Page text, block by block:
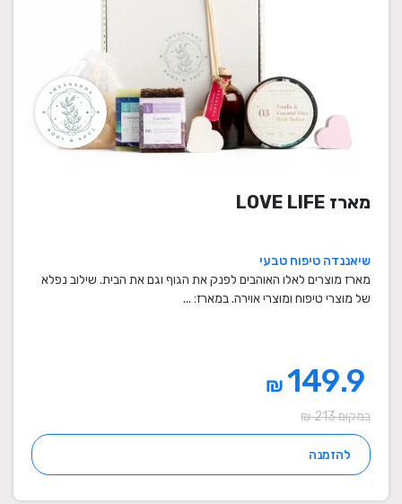
מארז LOVE LIFE
שיאננדה טיפוח טבעי
מארז מוצרים לאלו האוהבים לפנק את הגוף וגם את הבית. שילוב נפלא
של מוצרי טיפוח ומוצרי אוירה. במארז: ...
149.9
₪
במקום 213 ₪
להזמנה